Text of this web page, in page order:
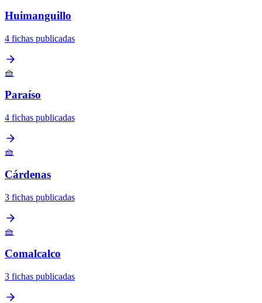
Huimanguillo
4 fichas publicadas
🧺
Paraíso
4 fichas publicadas
🧺
Cárdenas
3 fichas publicadas
🧺
Comalcalco
3 fichas publicadas